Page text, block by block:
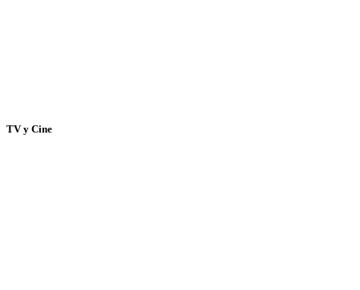
TV y Cine